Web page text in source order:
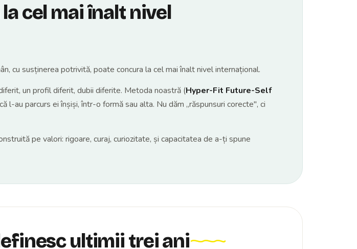
cel mai înalt nivel
cu susținerea potrivită, poate concura la cel mai înalt nivel internațional.
un profil diferit, dubii diferite. Metoda noastră (Hyper-Fit Future-Self
au parcurs ei înșiși, într-o formă sau alta. Nu dăm „răspunsuri corecte", ci
pe valori: rigoare, curaj, curiozitate, și capacitatea de a-ți spune
ultimii trei ani